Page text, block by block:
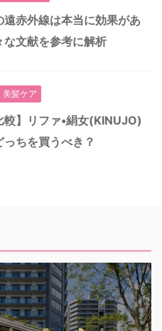
遠赤外線は本当に効果があ
な文献を参考に解析
美髪ケア
較】リファ•絹女(KINUJO)
っちを買うべき？